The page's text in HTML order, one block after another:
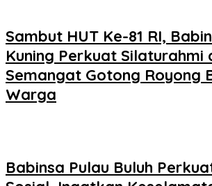
Sambut HUT Ke-81 RI,
Kuning Perkuat Silaturahmi
Semangat Gotong Royong
Warga
Babinsa Pulau Buluh